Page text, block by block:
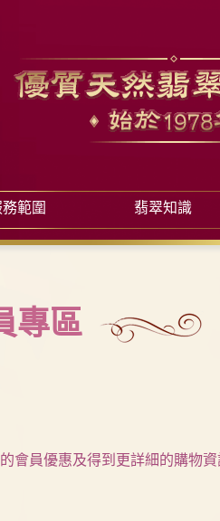
務範圍 翡翠知識
專區
會員優惠及得到更詳細的購物